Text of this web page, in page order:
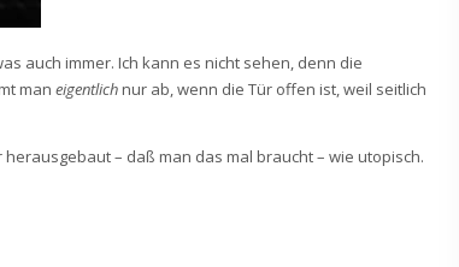
auch immer. Ich kann es nicht sehen, denn die
man eigentlichnur ab, wenn die Tür offen ist, weil seitlich
– daß man das mal braucht – wie utopisch.